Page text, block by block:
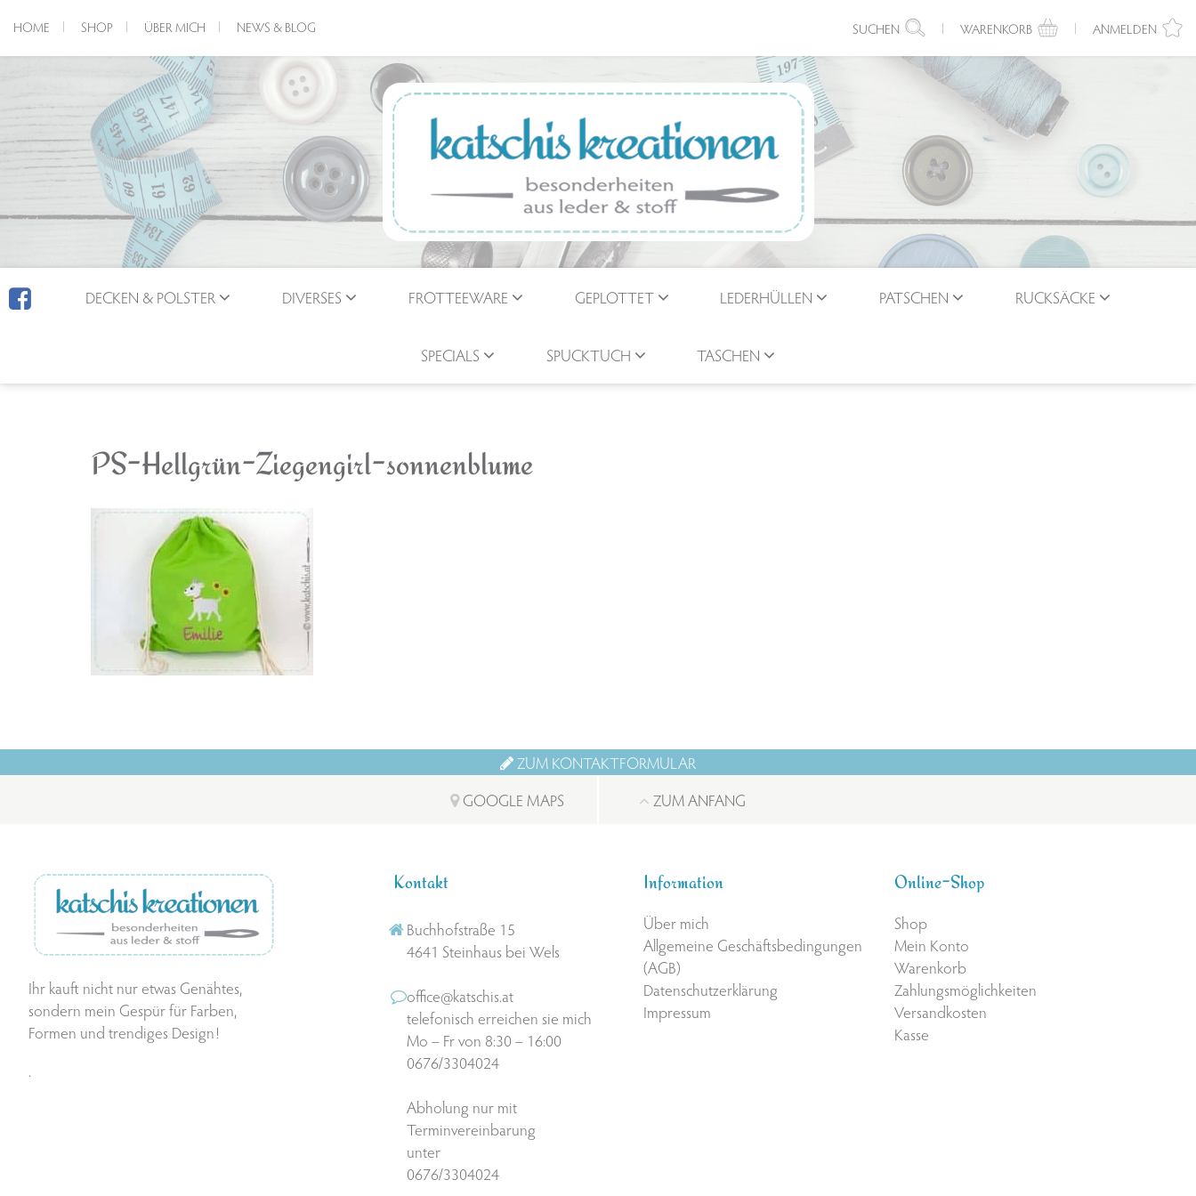
HOME SHOP ÜBER MICH NEWS & BLOG SUCHEN WARENKORB ANMELDEN
DECKEN & POLSTER DIVERSES FROTTEEWARE GEPLOTTET LEDERHÜLLEN PATSCHEN RUCKSÄCKE
SPECIALS SPUCKTUCH TASCHEN
PS-Hellgrün-Ziegengirl-sonnenblume
ZUM KONTAKTFORMULAR
GOOGLE MAPS
ZUM ANFANG
Ihr kauft nicht nur etwas Genähtes,
sondern mein Gespür für Farben,
Formen und trendiges Design!
.
Kontakt
Buchhofstraße 15
4641 Steinhaus bei Wels
office@katschis.at
telefonisch erreichen sie mich
Mo – Fr von 8:30 – 16:00
0676/3304024
Abholung nur mit
Terminvereinbarung
unter
0676/3304024
Information
Über mich
Allgemeine Geschäftsbedingungen
(AGB)
Datenschutzerklärung
Impressum
Online-Shop
Shop
Mein Konto
Warenkorb
Zahlungsmöglichkeiten
Versandkosten
Kasse